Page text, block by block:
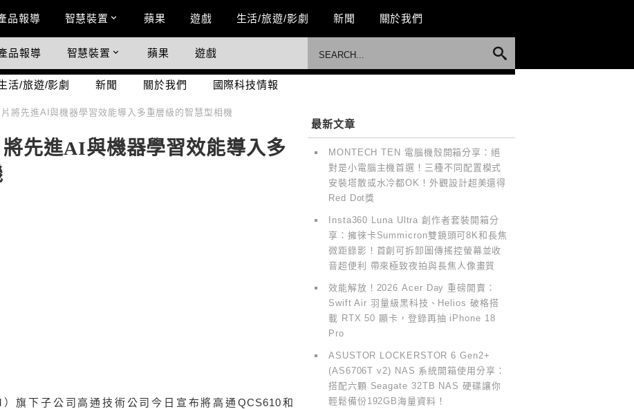
Menu
品報導 智慧裝置 蘋果 遊戲 生活/旅遊/影劇 新聞 關於我們
際科技情報
品報導 智慧裝置 蘋果 遊戲
活/旅遊/影劇 新聞 關於我們 國際科技情報
將先進AI與機器學習效能導入多重層級的智慧型相機
先進AI與機器學習效能導入多
）旗下子公司高通技術公司今日宣布將高通 QCS610和
最新文章
MONTECH TEN 電腦機殼開箱分享：絕
對是小電腦主機首選！三種不同配置模式
安裝塔散或水冷都OK！外觀設計超美還得
Red Dot獎
Insta360 Luna Ultra 創作者套裝開箱分
享：擁徠卡Summicron雙鏡頭可8K和長焦
微距錄影！首創可拆卸圖傳搖控螢幕並收
音超便利 帶來極致夜拍與長焦人像畫質
效能解放！2026 Acer Day 重磅開賣：
Swift Air 羽量級黑科技、Helios 破格搭
載 RTX 50 顯卡，登錄再抽 iPhone 18
Pro
ASUSTOR LOCKERSTOR 6 Gen2+
(AS6706T v2) NAS 系統開箱使用分享：
搭配六顆 Seagate 32TB NAS 硬碟讓你
輕鬆備份192GB海量資料！